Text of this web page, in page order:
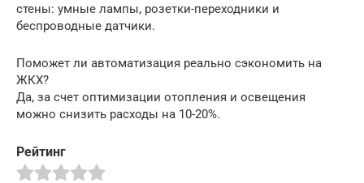
стены: умные лампы, розетки-переходники и
беспроводные датчики.
Поможет ли автоматизация реально сэкономить на
ЖКХ?
Да, за счет оптимизации отопления и освещения
можно снизить расходы на 10-20%.
Рейтинг